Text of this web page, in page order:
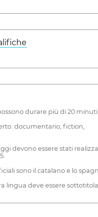
durare più di 20 minuti.
documentario, fiction,
devono essere stati
sono il catalano e lo
lingua deve essere